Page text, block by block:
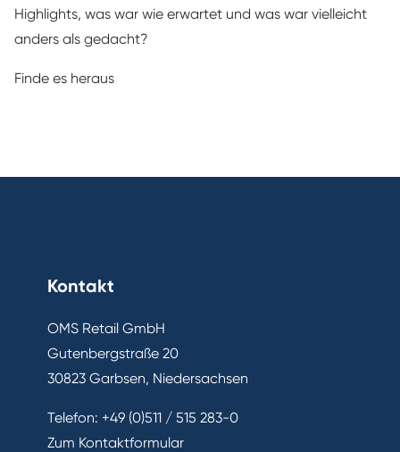
Highlights, was war wie erwartet und was war vielleicht
anders als gedacht?
Finde es heraus
Kontakt
OMS Retail GmbH
Gutenbergstraße 20
30823 Garbsen, Niedersachsen
Telefon: +49 (0)511 / 515 283-0
Zum Kontaktformular